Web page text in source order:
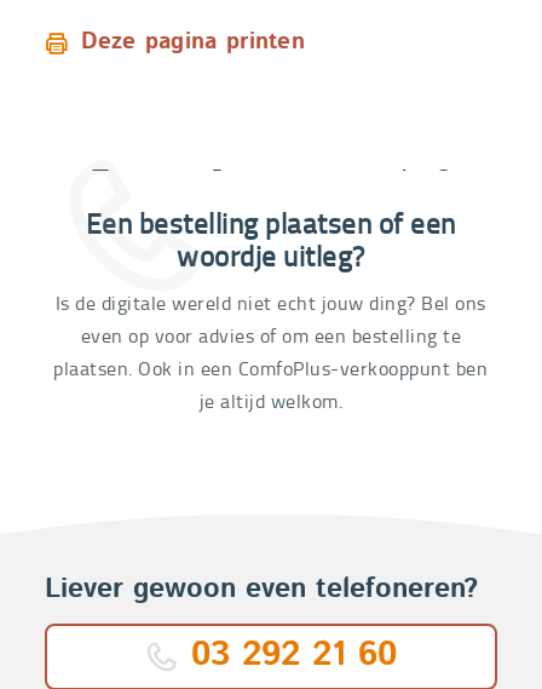
Deze pagina printen
03 292 21 60
Een bestelling plaatsen of een
woordje uitleg?
Is de digitale wereld niet echt jouw ding? Bel ons
even op voor advies of om een bestelling te
plaatsen. Ook in een ComfoPlus-verkooppunt ben
je altijd welkom.
Liever gewoon even telefoneren?
03 292 21 60